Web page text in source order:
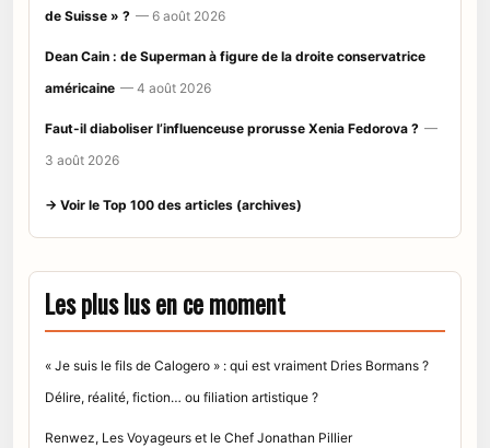
de Suisse » ? — 6 août 2026
Dean Cain : de Superman à figure de la droite conservatrice
américaine — 4 août 2026
Faut-il diaboliser l’influenceuse prorusse Xenia Fedorova ? —
3 août 2026
→ Voir le Top 100 des articles (archives)
Les plus lus en ce moment
« Je suis le fils de Calogero » : qui est vraiment Dries Bormans ?
Délire, réalité, fiction… ou filiation artistique ?
Renwez, Les Voyageurs et le Chef Jonathan Pillier